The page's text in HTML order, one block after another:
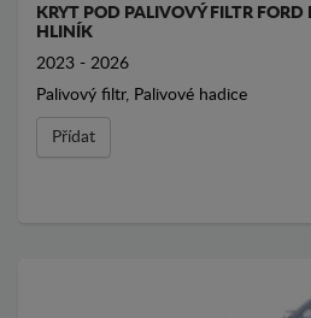
KRYT POD PALIVOVÝ FILTR FORD
HLINÍK
2023 - 2026
Palivový filtr, Palivové hadice
Přídat